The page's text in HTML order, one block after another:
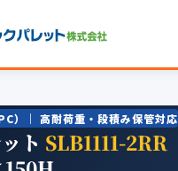
）｜ 高耐荷重・段積み保管対応
ト SLB1111-2RR